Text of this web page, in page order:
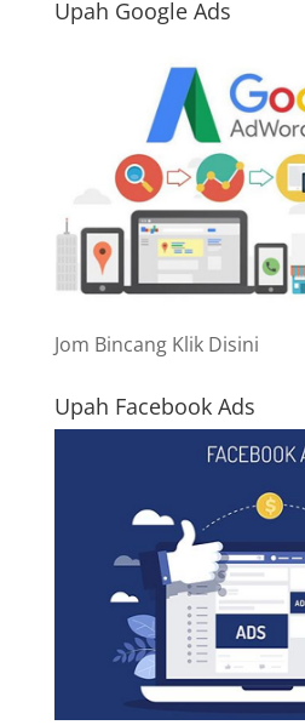
Upah Google Ads
Jom Bincang Klik Disini
Upah Facebook Ads